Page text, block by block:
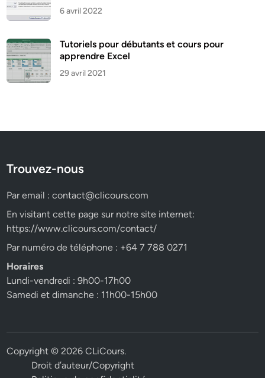
6 avril 2022
Tutoriels pour débutants et cours pour
apprendre Excel
29 avril 2021
Trouvez-nous
Par email :contact@clicours.com
En visitant cette page sur notre site internet:
https://www.clicours.com/contact/
Par numéro de téléphone : +64 7 788 0271
Horaires
Lundi-vendredi : 9h00-17h00
Samedi et dimanche : 11h00-15h00
Copyright © 2026CLiCours.
Droit d’auteur/Copyright